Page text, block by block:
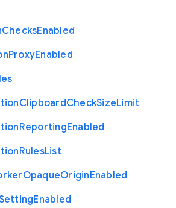
ChecksEnabled
ProxyEnabled
ClipboardCheckSizeLimit
ReportingEnabled
RulesList
OpaqueOriginEnabled
Enabled